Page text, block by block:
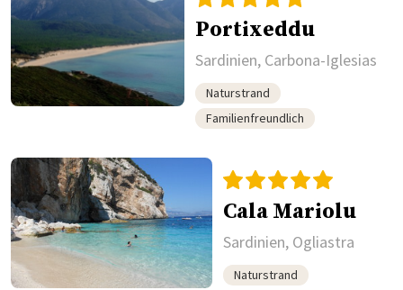
Portixeddu
Sardinien, Carbona-Iglesias
Naturstrand
Familienfreundlich
Cala Mariolu
Sardinien, Ogliastra
Naturstrand